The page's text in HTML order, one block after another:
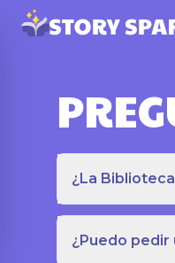
¿La
¿Puedo pedir